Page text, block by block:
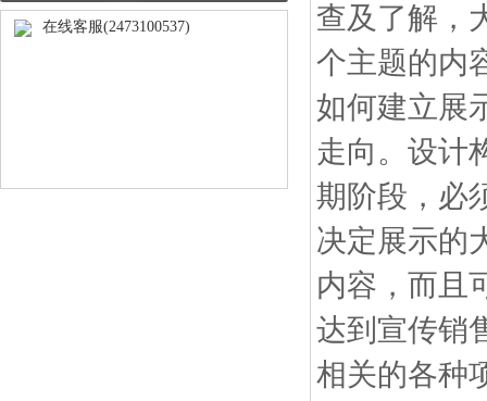
在线客服(2473100537)
查及了解，
个主题的内
如何建立展
走向。设计
期阶段，必
决定展示的
内容，而且
达到宣传销
相关的各种